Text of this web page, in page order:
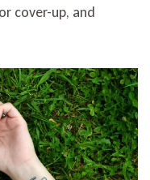
cover-up, and